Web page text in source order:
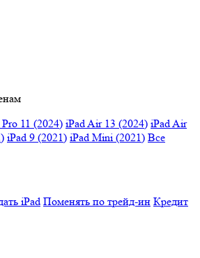
11 (2024) iPad Air 13 (2024) iPad Air
iPad 9 (2021) iPad Mini (2021) Все
iPad Поменять по трейд-ин Кредит